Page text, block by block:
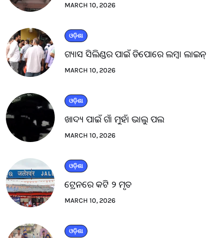
MARCH 10, 2026
ଓଡ଼ିଶା
ଗ୍ୟାସ ସିଲିଣ୍ଡର ପାଇଁ ଡିପୋରେ ଲମ୍ବା ଲାଇନ୍
MARCH 10, 2026
ଓଡ଼ିଶା
ଖାଦ୍ୟ ପାଇଁ ଗାଁ ମୁହାଁ ଭାଲୁ ପଲ
MARCH 10, 2026
ଓଡ଼ିଶା
ଟ୍ରେନରେ କଟି ୨ ମୃତ
MARCH 10, 2026
ଓଡ଼ିଶା